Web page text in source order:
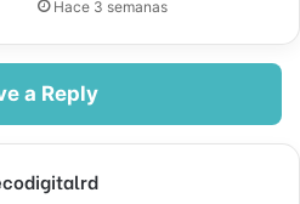
Hace 3 semanas
a Reply